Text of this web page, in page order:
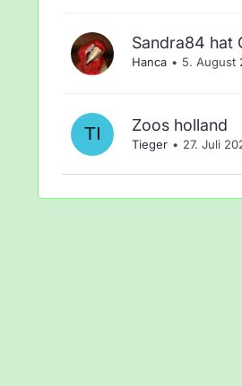
Sandra84 hat
Hanca 5. August
Zoos holland
Tieger 27. Juli